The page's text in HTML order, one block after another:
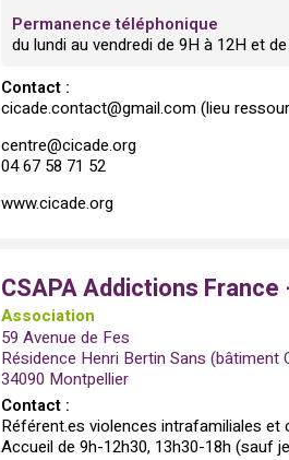
Permanence téléphonique
du lundi au vendredi de 9H à 12H et
Contact :
cicade.contact@gmail.com (lieu
centre@cicade.org
04 67 58 71 52
www.cicade.org
CSAPA Addictions
Association
59 Avenue de Fes
Résidence Henri Bertin Sans (bâtiment
34090 Montpellier
Contact :
Référent.es violences intrafamiliales et
Accueil de 9h-12h30, 13h30-18h (sauf